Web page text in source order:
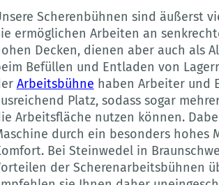
Scherenbühnen sind äußerst
ermöglichen Arbeiten an
Decken, dienen aber auch als
Befüllen und Entladen von
Arbeitsbühne haben Arbeiter und
Platz, sodass sogar
Arbeitsfläche nutzen können.
durch ein besonders hohes
Bei Steinwedel in
der Scherenarbeitsbühnen